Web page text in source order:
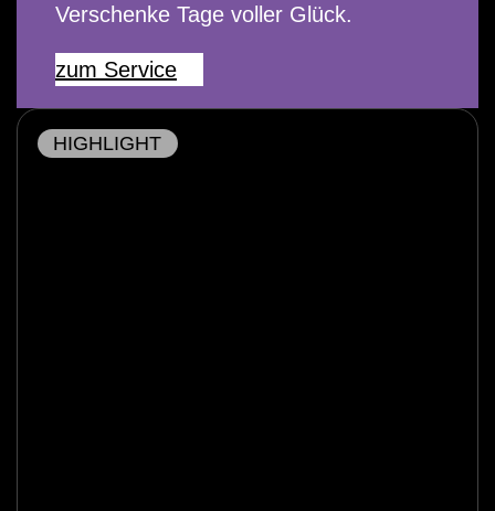
Verschenke Tage voller Glück.
zum Service
HIGHLIGHT